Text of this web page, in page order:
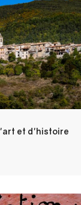
atelier de
et d'histoire